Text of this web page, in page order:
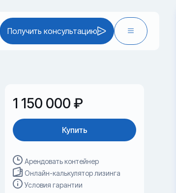
Получить консультацию
1 150 000 ₽
Купить
Арендовать контейнер
Онлайн-калькулятор лизинга
Условия гарантии